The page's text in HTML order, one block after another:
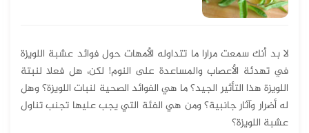
لا بد أنك سمعت مرارا ما تتداوله الأمهات حول فوائد عشبة اللويزة
في تهدئة الأعصاب والمساعدة على النوم! لكن، هل فعلا لنبتة
اللويزة هذا التأثير الجيد؟ ما هي الفوائد الصحية لنبات اللويزة؟ وهل
له أضرار وآثار جانبية؟ ومن هي الفئة التي يجب عليها تجنب تناول
عشبة اللويزة؟